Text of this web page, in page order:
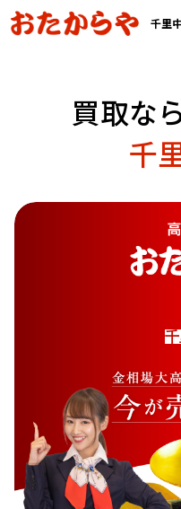
千里
買取な
千
千